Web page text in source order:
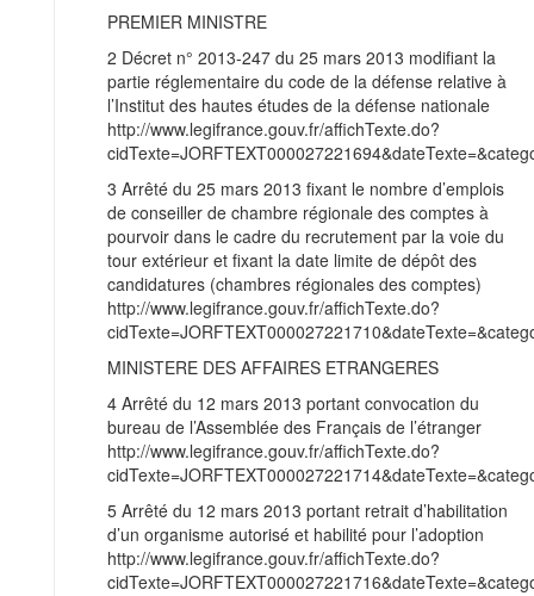
PREMIER MINISTRE
2 Décret n° 2013-247 du 25 mars 2013 modifiant la
partie réglementaire du code de la défense relative à
l’Institut des hautes études de la défense nationale
http://www.legifrance.gouv.fr/affichTexte.do?
3 Arrêté du 25 mars 2013 fixant le nombre d’emplois
de conseiller de chambre régionale des comptes à
pourvoir dans le cadre du recrutement par la voie du
tour extérieur et fixant la date limite de dépôt des
candidatures (chambres régionales des comptes)
http://www.legifrance.gouv.fr/affichTexte.do?
MINISTERE DES AFFAIRES ETRANGERES
4 Arrêté du 12 mars 2013 portant convocation du
bureau de l’Assemblée des Français de l’étranger
http://www.legifrance.gouv.fr/affichTexte.do?
5 Arrêté du 12 mars 2013 portant retrait d’habilitation
d’un organisme autorisé et habilité pour l’adoption
http://www.legifrance.gouv.fr/affichTexte.do?